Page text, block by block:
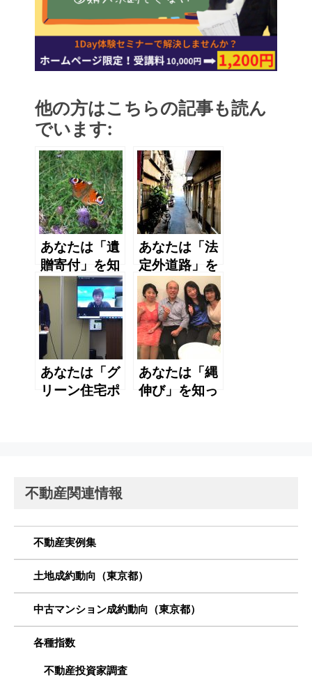
他の方はこちらの記事も読ん
でいます:
あなたは「遺
贈寄付」を知
っています
か？
あなたは「法
定外道路」を
知っています
か？
あなたは「グ
リーン住宅ポ
あなたは「縄
伸び」を知っ
不動産関連情報
不動産実例集
土地成約動向（東京都）
中古マンション成約動向（東京都）
各種指数
不動産投資家調査